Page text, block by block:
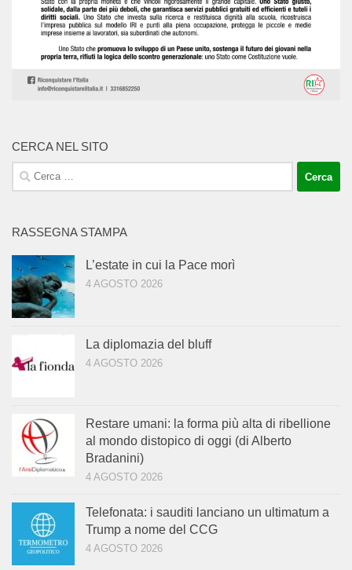
CERCA NEL SITO
Ricerca
per:
RASSEGNA STAMPA
L’estate in cui la Pace morì
4 AGOSTO 2026
La diplomazia del bluff
4 AGOSTO 2026
Restare umani: la forma più alta di ribellione
al mondo distopico di oggi (di Alberto
Bradanini)
4 AGOSTO 2026
Telefonata: i sauditi lanciano un ultimatum a
Trump a nome del CCG
4 AGOSTO 2026